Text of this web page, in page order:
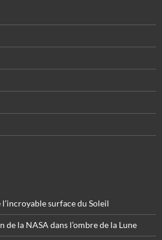
surface du Soleil
de la NASA dans l’ombre de la Lune